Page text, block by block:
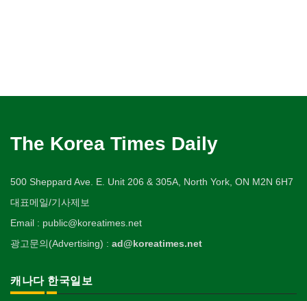
The Korea Times Daily
500 Sheppard Ave. E. Unit 206 & 305A, North York, ON M2N 6H7
대표메일/기사제보
Email : public@koreatimes.net
광고문의(Advertising) : ad@koreatimes.net
캐나다 한국일보